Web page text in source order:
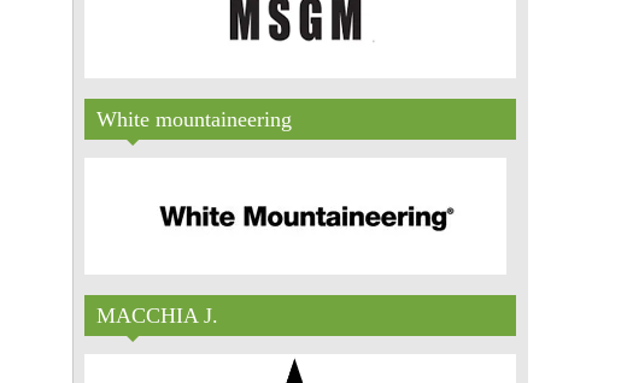
White mountaineering
MACCHIA J.